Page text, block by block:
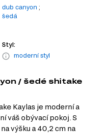
dub canyon ;
šedá
Styl:
moderní styl
/ šedé shitake
Kaylas je moderní a
váš obývací pokoj. S
výšku a 40,2 cm na